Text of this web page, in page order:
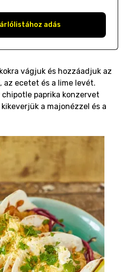
adás
vágjuk és hozzáadjuk az
ecetet és a lime levét.
paprika konzervet
a majonézzel és a